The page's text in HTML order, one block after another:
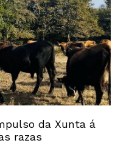
da Xunta á
razas